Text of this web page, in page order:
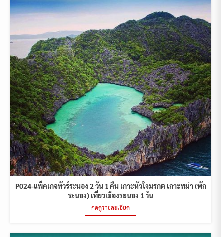
P024-แพ็คเกจทัวร์ระนอง 2 วัน 1 คืน เกาะหัวใจมรกต เกาะพม่า (พัก
ระนอง) เที่ยวเมืองระนอง 1 วัน
กดดูรายละเอียด